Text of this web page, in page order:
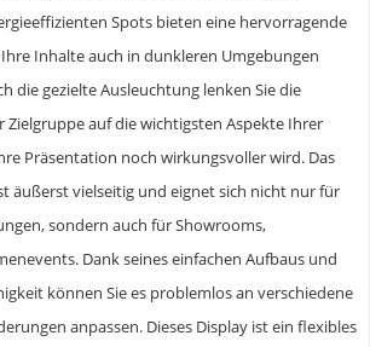
Spots bieten eine hervorragende
Inhalte auch in dunkleren Umgebungen
die gezielte Ausleuchtung lenken Sie die
auf die wichtigsten Aspekte Ihrer
Präsentation noch wirkungsvoller wird. Das
äußerst vielseitig und eignet sich nicht nur für
sondern auch für Showrooms,
Dank seines einfachen Aufbaus und
können Sie es problemlos an verschiedene
anpassen. Dieses Display ist ein flexibles